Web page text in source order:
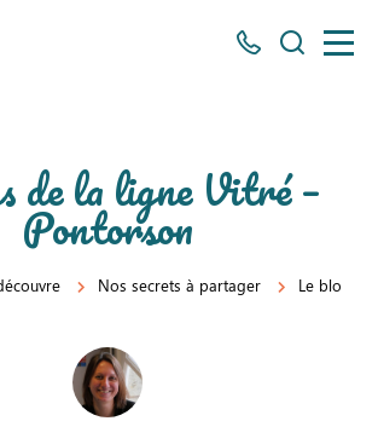
Tous
de la ligne Vitré –
Pontorson
Nos secrets à partager Le blog